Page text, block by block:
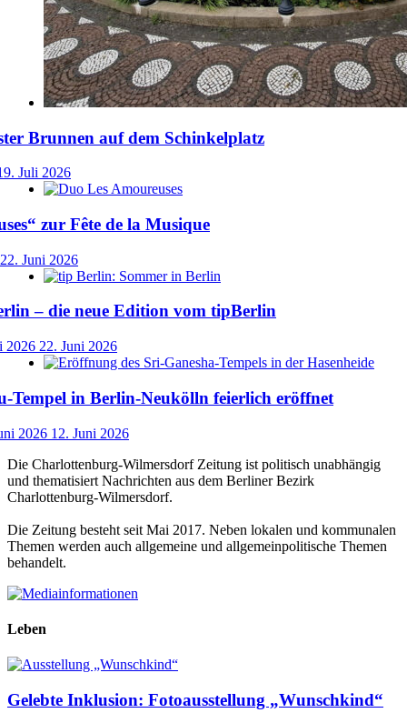
Brunnen auf dem Schinkelplatz
Juli 2026
zur Fête de la Musique
22. Juni 2026
– die neue Edition vom tipBerlin
2026 22. Juni 2026
Tempel in Berlin-Neukölln feierlich eröffnet
2026 12. Juni 2026
Die Charlottenburg-Wilmersdorf Zeitung ist politisch unabhängig
und thematisiert Nachrichten aus dem Berliner Bezirk
Charlottenburg-Wilmersdorf.
Die Zeitung besteht seit Mai 2017. Neben lokalen und kommunalen
Themen werden auch allgemeine und allgemeinpolitische Themen
behandelt.
Leben
Gelebte Inklusion: Fotoausstellung „Wunschkind“